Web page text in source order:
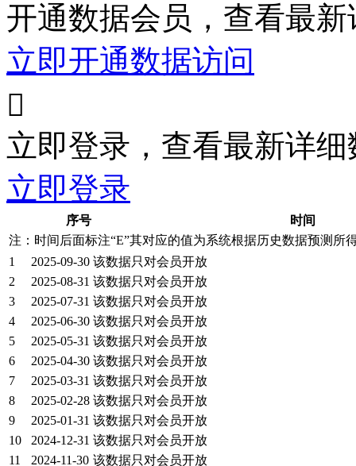
开通数据会员，查看最
立即开通数据访问

立即登录，查看最新详细
立即登录
序号
时间
注：时间后面标注“E”其对应的值为系统根据历史数据预测所
1
2025-09-30 该数据只对会员开放
2
2025-08-31 该数据只对会员开放
3
2025-07-31 该数据只对会员开放
4
2025-06-30 该数据只对会员开放
5
2025-05-31 该数据只对会员开放
6
2025-04-30 该数据只对会员开放
7
2025-03-31 该数据只对会员开放
8
2025-02-28 该数据只对会员开放
9
2025-01-31 该数据只对会员开放
10
2024-12-31 该数据只对会员开放
11
2024-11-30 该数据只对会员开放